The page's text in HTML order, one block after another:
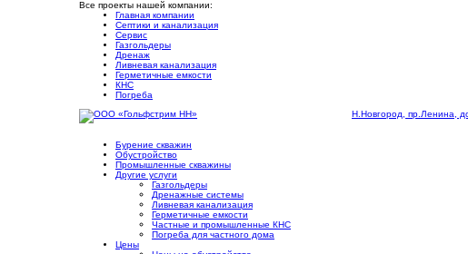
Все проекты нашей компании:
Главная компании
Септики и канализация
Сервис
Газгольдеры
Дренаж
Ливневая канализация
Герметичные емкости
КНС
Погреба
Н.Новгород, пр.Ленина,
Бурение скважин
Обустройство
Промышленные скважины
Другие услуги
Газгольдеры
Дренажные системы
Ливневая канализация
Герметичные емкости
Частные и промышленные КНС
Погреба для частного дома
Цены